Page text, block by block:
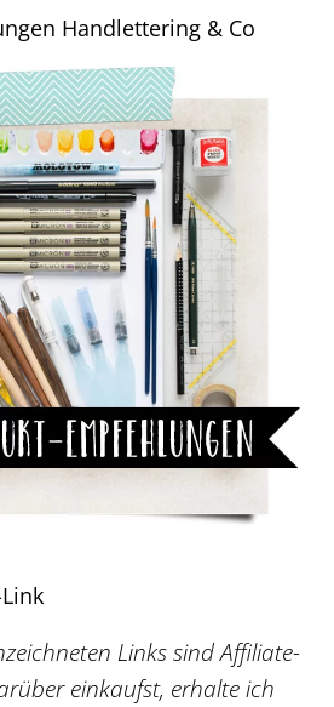
Handlettering & Co
Links sind Affiliate-
einkaufst, erhalte ich